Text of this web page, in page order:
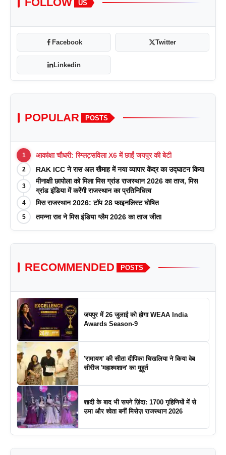
US
Facebook Twitter
Linkedin
POPULAR POSTS
1 आकांक्षा चौधरी: स्प्लिट्सविला X6 में छाईं जयपुर की बेटी
2 RAK ICC ने रास अल खैमाह में नया व्यापार केंद्र का उद्घाटन किया
3
मीनाक्षी छापोला को मिला मिस ग्रांड राजस्थान 2026 का ताज, मिस
ग्रांड इंडिया में करेंगी राजस्थान का प्रतिनिधित्व
4 मिस राजस्थान 2026: टॉप 28 फाइनलिस्ट घोषित
5 तमन्ना राव ने मिस इंडिया ग्लैम 2026 का ताज जीता
RECOMMENDED POSTS
जयपुर में 26 जुलाई को होगा WEAA India
Awards Season-9
'रामायण' की सीता दीपिका चिखलिया ने किया वेब
सीरीज 'महाश्मशान' का मुहूर्त
शादी के बाद भी सपने ज़िंदा: 1700 गृहिणियों में से
उमा और श्वेता बनीं मिसेज़ राजस्थान 2026